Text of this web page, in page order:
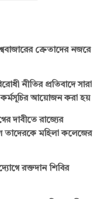
ক্রেতাদের নজরে
নীতির প্রতিবাদে সারা
আয়োজন করা হয়
দাবীতে রাজ্যের
তাদেরকে মহিলা কলেজের
রক্তদান শিবির